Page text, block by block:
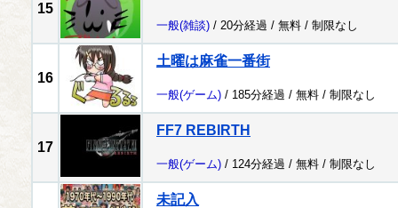
15
一般(雑談) / 20分経過 / 無料 / 制限なし
16
土曜は麻雀一番街
一般(ゲーム) / 185分経過 / 無料 / 制限なし
17
FF7 REBIRTH
一般(ゲーム) / 124分経過 / 無料 / 制限なし
未記入